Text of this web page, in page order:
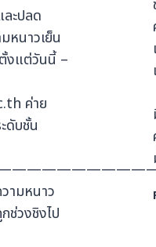
ะปลด
หนาวเย็น
งแต่วันนี้ –
ค่าย
ดับชั้น
ามหนาว
ช่วงชิงไป